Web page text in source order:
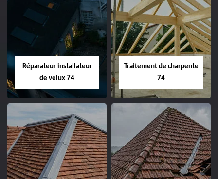
Réparateur installateur
de velux 74
Traitement de charpente
74